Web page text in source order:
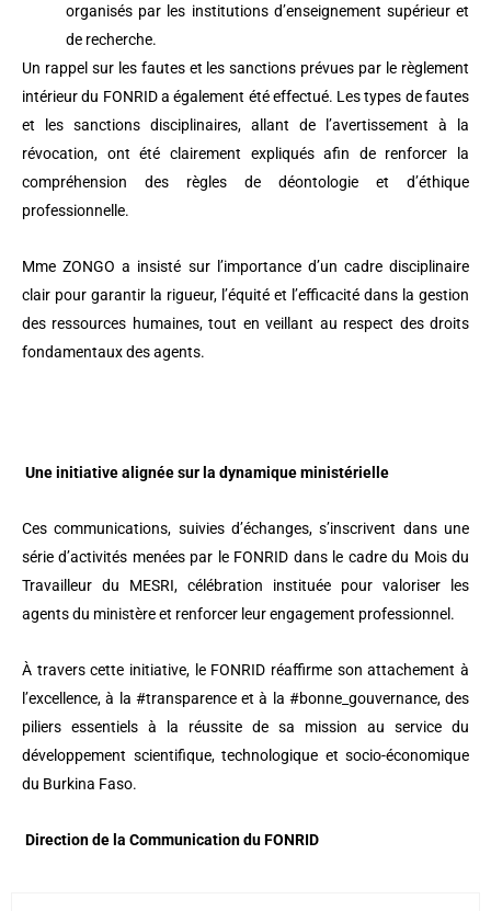
organisés par les institutions d’enseignement supérieur et
de recherche.
Un rappel sur les fautes et les sanctions prévues par le règlement
intérieur du FONRID a également été effectué. Les types de fautes
et les sanctions disciplinaires, allant de l’avertissement à la
révocation, ont été clairement expliqués afin de renforcer la
compréhension des règles de déontologie et d’éthique
professionnelle.
Mme ZONGO a insisté sur l’importance d’un cadre disciplinaire
clair pour garantir la rigueur, l’équité et l’efficacité dans la gestion
des ressources humaines, tout en veillant au respect des droits
fondamentaux des agents.
Une initiative alignée sur la dynamique ministérielle
Ces communications, suivies d’échanges, s’inscrivent dans une
série d’activités menées par le FONRID dans le cadre du Mois du
Travailleur du MESRI, célébration instituée pour valoriser les
agents du ministère et renforcer leur engagement professionnel.
À travers cette initiative, le FONRID réaffirme son attachement à
l’excellence, à la #transparence et à la #bonne_gouvernance, des
piliers essentiels à la réussite de sa mission au service du
développement scientifique, technologique et socio-économique
du Burkina Faso.
Direction de la Communication du FONRID